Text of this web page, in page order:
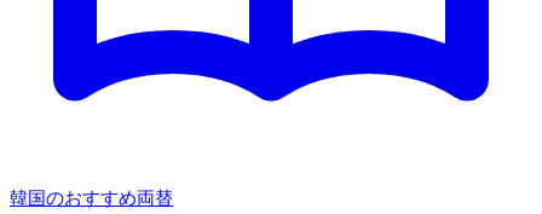
韓国のおすすめ両替